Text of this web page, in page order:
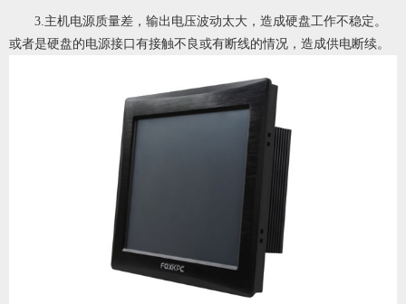
3.主机电源质量差，输出电压波动太大，造成硬盘工作不稳定。
或者是硬盘的电源接口有接触不良或有断线的情况，造成供电断续。